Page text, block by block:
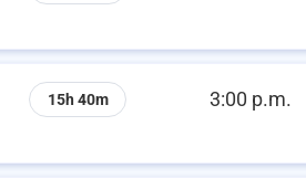
15h 40m 3:00 p.m.